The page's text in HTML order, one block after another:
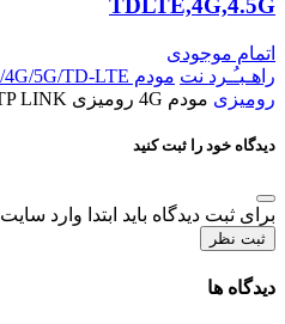
TDLTE,4G,4.5G
اتمام موجودی
راهـبـُـرد نت مودم 3G/4G/5G/TD-LTE
رومیزی مودم 4G رومیزی TP LINK مدل TL-MR105
دیدگاه خود را ثبت کنید
برای ثبت دیدگاه باید ابتدا وارد
ثبت نظر
دیدگاه ها